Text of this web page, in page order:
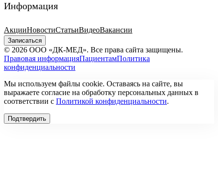
Информация
АкцииНовостиСтатьиВидеоВакансии
Записаться
© 2026 ООО «ДК-МЕД». Все права сайта защищены.
Правовая информацияПациентамПолитика
конфиденциальности
Мы используем файлы cookie. Оставаясь на сайте, вы
выражаете согласие на обработку персональных данных в
соответствии с Политикой конфиденциальности.
Подтвердить